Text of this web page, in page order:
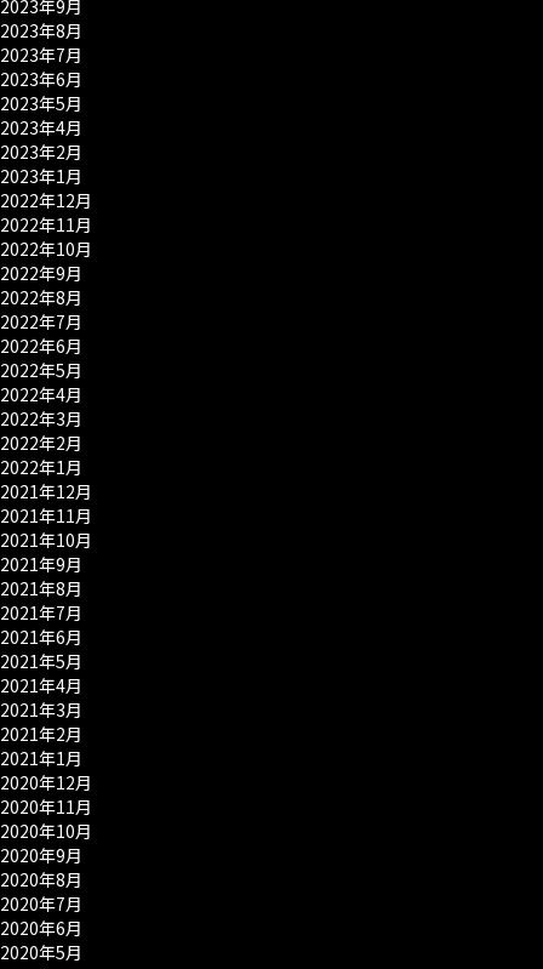
2023年9月
2023年8月
2023年7月
2023年6月
2023年5月
2023年4月
2023年2月
2023年1月
2022年12月
2022年11月
2022年10月
2022年9月
2022年8月
2022年7月
2022年6月
2022年5月
2022年4月
2022年3月
2022年2月
2022年1月
2021年12月
2021年11月
2021年10月
2021年9月
2021年8月
2021年7月
2021年6月
2021年5月
2021年4月
2021年3月
2021年2月
2021年1月
2020年12月
2020年11月
2020年10月
2020年9月
2020年8月
2020年7月
2020年6月
2020年5月